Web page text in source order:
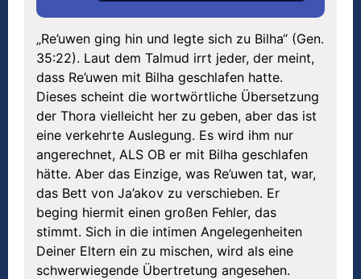
„Re’uwen ging hin und legte sich zu Bilha“ (Gen.
35:22). Laut dem Talmud irrt jeder, der meint,
dass Re’uwen mit Bilha geschlafen hatte.
Dieses scheint die wortwörtliche Übersetzung
der Thora vielleicht her zu geben, aber das ist
eine verkehrte Auslegung. Es wird ihm nur
angerechnet, ALS OB er mit Bilha geschlafen
hätte. Aber das Einzige, was Re’uwen tat, war,
das Bett von Ja’akov zu verschieben. Er
beging hiermit einen großen Fehler, das
stimmt. Sich in die intimen Angelegenheiten
Deiner Eltern ein zu mischen, wird als eine
schwerwiegende Übertretung angesehen.